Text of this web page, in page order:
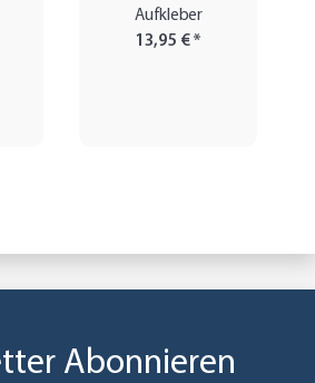
Aufkleber
13,95 €*
Abonnieren